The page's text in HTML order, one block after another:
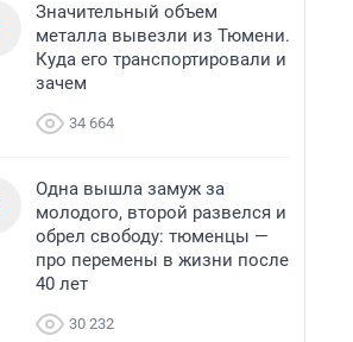
Значительный объем
металла вывезли из Тюмени.
Куда его транспортировали и
зачем
34 664
Одна вышла замуж за
молодого, второй развелся и
обрел свободу: тюменцы —
про перемены в жизни после
40 лет
30 232